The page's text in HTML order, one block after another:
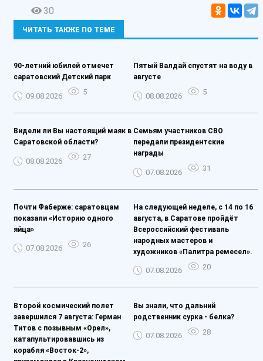
30
ЧИТАТЬ ТАКЖЕ ПО ТЕМЕ
90-летний юбилей отмечет
саратовский Детский парк
09.08.2026 5
Пятый Валдай спустят на воду в
августе
08.08.2026 5
Видели ли Вы настоящий маяк в
Саратовской области?
08.08.2026 27
Семьям участников СВО
передали президентские
награды
07.08.2026 31
Почти Фаберже: саратовцам
показали «Историю одного
яйца»
07.08.2026 26
На следующей неделе, с 14 по 16
августа, в Саратове пройдёт
Всероссийский фестиваль
народных мастеров и
художников «Палитра ремесел».
07.08.2026 20
Второй космический полет
завершился 7 августа: Герман
Титов с позывным «Орел»,
катапультировавшись из
корабля «Восток-2»,
Вы знали, что дальний
родственник сурка - белка?
07.08.2026 28